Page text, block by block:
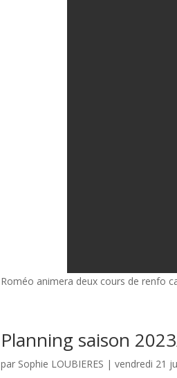
Roméo animera deux cours de renfo
Planning saison
par Sophie LOUBIERES |vendredi 21